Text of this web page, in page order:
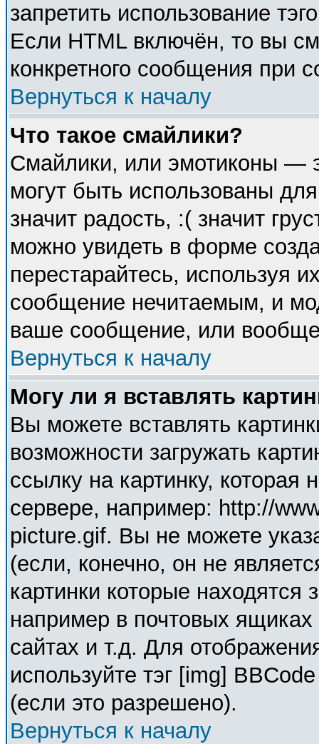
запретить использование
Если HTML включён, то вы
конкретного сообщения при
Вернуться к началу
Что такое смайлики?
Смайлики, или эмотиконы —
могут быть использованы
значит радость, :( значит
можно увидеть в форме
перестарайтесь, используя
сообщение нечитаемым, и
ваше сообщение, или вообще
Вернуться к началу
Могу ли я вставлять
Вы можете вставлять
возможности загружать
ссылку на картинку,
сервере, например: http://
picture.gif. Вы не можете
(если, конечно, он не
картинки которые
например в почтовых
сайтах и т.д. Для
используйте тэг [img]
(если это разрешено).
Вернуться к началу